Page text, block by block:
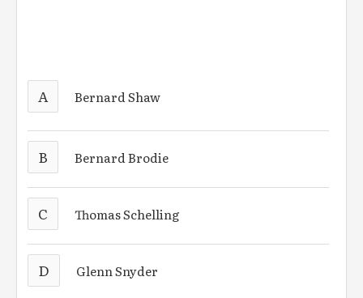
A Bernard Shaw
B Bernard Brodie
C Thomas Schelling
D Glenn Snyder